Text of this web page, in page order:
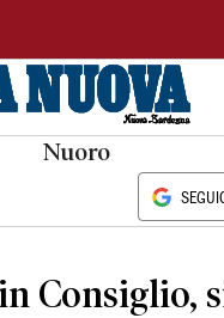
Nuoro
Consiglio,